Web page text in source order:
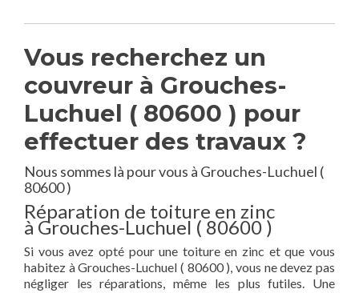
Vous recherchez un
couvreur à Grouches-
Luchuel ( 80600 ) pour
effectuer des travaux ?
Nous sommes là pour vous à Grouches-Luchuel (
80600 )
Réparation de toiture en zinc
à Grouches-Luchuel ( 80600 )
Si vous avez opté pour une toiture en zinc et que vous
habitez à Grouches-Luchuel ( 80600 ), vous ne devez pas
négliger les réparations, même les plus futiles. Une